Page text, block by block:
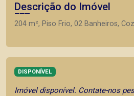
Descrição do Imóvel
204 m², Piso Frio, 02 Banheiros,
DISPONÍVEL
Imóvel disponível. Contate-nos